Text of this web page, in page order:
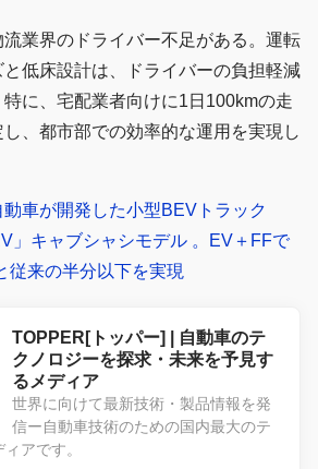
業界のドライバー不足がある。運転
低床設計は、ドライバーの負担軽減
に、宅配業者向けに1日100kmの走
、都市部での効率的な運用を実現し
車が開発した小型BEVトラック
」キャブシャシモデル 。EV＋FFで
従来の半分以下を実現
TOPPER[トッパー] | 自動車のテ
クノロジーを探求・未来を予見す
るメディア
世界に向けて最新技術・製品情報を発
信ー自動車技術のための国内最大のテ
アです。